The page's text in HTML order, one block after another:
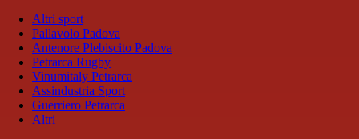
Altri sport
Pallavolo Padova
Antenore Plebiscito Padova
Petrarca Rugby
Vinumitaly Petrarca
Assindustria Sport
Guerriero Petrarca
Altri